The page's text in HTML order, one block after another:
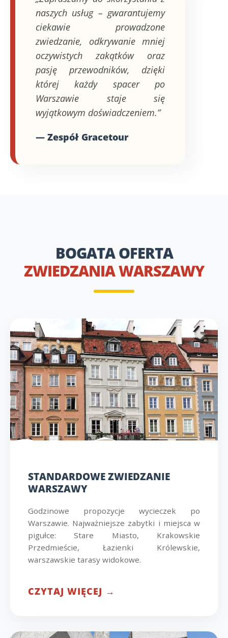
naszych usług – gwarantujemy
ciekawie prowadzone
zwiedzanie, odkrywanie mniej
oczywistych zakątków oraz
pasję przewodników, dzięki
której każdy spacer po
Warszawie staje się
wyjątkowym doświadczeniem.”
— Zespół Gracetour
BOGATA OFERTA
ZWIEDZANIA WARSZAWY
STANDARDOWE ZWIEDZANIE
WARSZAWY
Godzinowe propozycje wycieczek po
Warszawie. Najważniejsze zabytki i miejsca w
pigułce: Stare Miasto, Krakowskie
Przedmieście, Łazienki Królewskie,
warszawskie tarasy widokowe.
CZYTAJ WIĘCEJ →